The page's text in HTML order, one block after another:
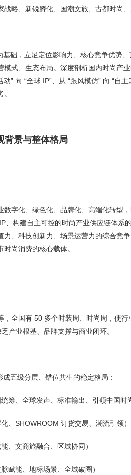
略、新锐孵化、国潮文旅、古都时尚
础，立足定位影响力、核心竞争优势
式、生态布局。深度剖析国内时尚产
” 向 “全球 IP”、从 “跟风模仿” 向 “自
背景与整体格局
数字化、绿色化、品牌化、高端化转型
构建自主可控的时尚产业供应链体系
、科技创新力、场景运营力的综合竞
尚消费的核心载体。
全国有 50 多个时装周、时尚周，使
产业根基、品牌支撑与商业闭环。
五级分层、错位共生的稳定格局：
统筹、全球发声、标准输出、引领中国时
化、SHOWROOM 订货交易、潮流引领）
能、文商旅融合、区域协同）
脉赋能、地标场景、全域破圈）